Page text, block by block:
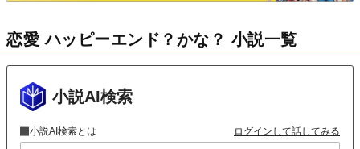
恋愛 ハッピーエンド？かな？ 小説一覧
小説AI検索
小説AI検索とは ログインして話してみる